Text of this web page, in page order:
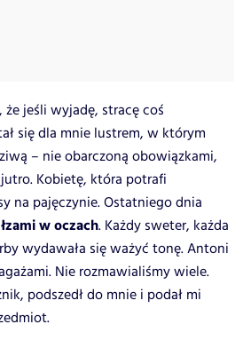
jeśli wyjadę, stracę coś
się dla mnie lustrem, w którym
– nie obarczoną obowiązkami,
Kobietę, która potrafi
na pajęczynie. Ostatniego dnia
w oczach. Każdy sweter, każda
wydawała się ważyć tonę. Antoni
Nie rozmawialiśmy wiele.
podszedł do mnie i podał mi